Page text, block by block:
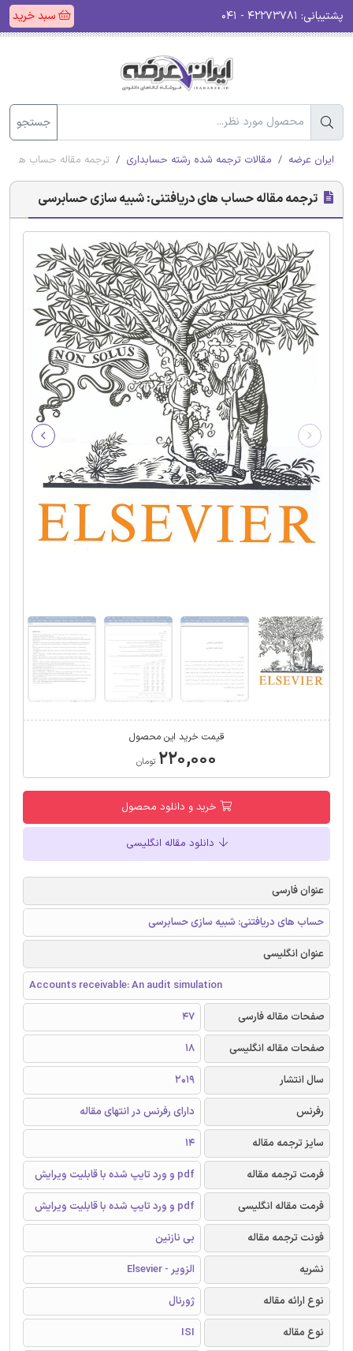
پشتیبانی: سبد خرید
جستجو
ایران عرضه مقالات ترجمه شده رشته حسابداری ترجمه مقاله حساب های
ترجمه مقاله حساب های دریافتنی: شبیه سازی حسابرسی
قیمت خرید این محصول
۲۲۰,۰۰۰ تومان
خرید و دانلود محصول
دانلود مقاله انگلیسی
عنوان فارسی
حساب های دریافتنی: شبیه سازی حسابرسی
عنوان انگلیسی
Accounts receivable: An audit simulation
صفحات مقاله فارسی
47
صفحات مقاله انگلیسی
18
سال انتشار
2019
رفرنس
دارای رفرنس در انتهای مقاله
سایز ترجمه مقاله
14
فرمت ترجمه مقاله
pdf و ورد تایپ شده با قابلیت ویرایش
فرمت مقاله انگلیسی
pdf و ورد تایپ شده با قابلیت ویرایش
فونت ترجمه مقاله
بی نازنین
نشریه
الزویر - Elsevier
نوع ارائه مقاله
ژورنال
نوع مقاله
ISI